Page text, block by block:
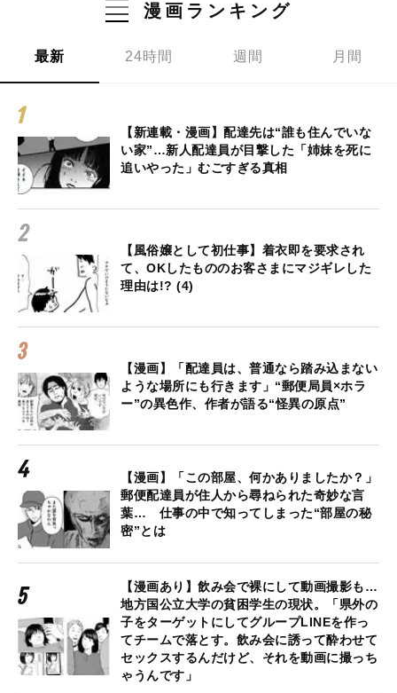
漫画ランキング
最新 24時間 週間 月間
【新連載・漫画】配達先は“誰も住んでいな
い家”…新人配達員が目撃した「姉妹を死に
追いやった」むごすぎる真相
【風俗嬢として初仕事】着衣即を要求され
て、OKしたもののお客さまにマジギレした
理由は!? (4)
【漫画】「配達員は、普通なら踏み込まない
ような場所にも行きます」“郵便局員×ホラ
ー”の異色作、作者が語る“怪異の原点”
【漫画】「この部屋、何かありましたか？」
郵便配達員が住人から尋ねられた奇妙な言
葉… 仕事の中で知ってしまった“部屋の秘
密”とは
【漫画あり】飲み会で裸にして動画撮影も…
地方国公立大学の貧困学生の現状。「県外の
子をターゲットにしてグループLINEを作っ
てチームで落とす。飲み会に誘って酔わせて
セックスするんだけど、それを動画に撮っち
ゃうんです」